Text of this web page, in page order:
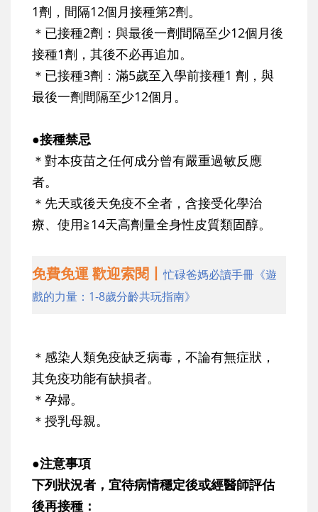
1劑，間隔12個月接種第2劑。
＊已接種2劑：與最後一劑間隔至少12個月後
接種1劑，其後不必再追加。
＊已接種3劑：滿5歲至入學前接種1 劑，與
最後一劑間隔至少12個月。
●接種禁忌
＊對本疫苗之任何成分曾有嚴重過敏反應
者。
＊先天或後天免疫不全者，含接受化學治
療、使用≧14天高劑量全身性皮質類固醇。
免費免運 歡迎索閱丨忙碌爸媽必讀手冊《遊
戲的力量：1-8歲分齡共玩指南》
＊感染人類免疫缺乏病毒，不論有無症狀，
其免疫功能有缺損者。
＊孕婦。
＊授乳母親。
●注意事項
下列狀況者，宜待病情穩定後或經醫師評估
後再接種：